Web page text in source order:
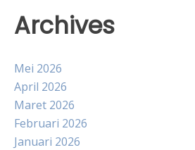
Archives
Mei 2026
April 2026
Maret 2026
Februari 2026
Januari 2026